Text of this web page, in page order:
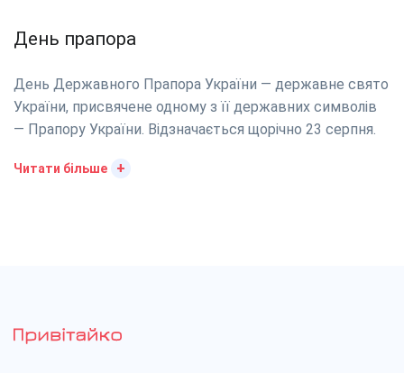
День прапора
День Державного Прапора України — державне свято
України, присвячене одному з її державних символів
— Прапору України. Відзначається щорічно 23 серпня.
Читати більше +